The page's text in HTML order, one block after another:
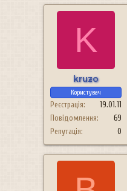
K
kruzo
Користувач
Реєстрація
19.01.11
Повідомлення
69
Репутація
0